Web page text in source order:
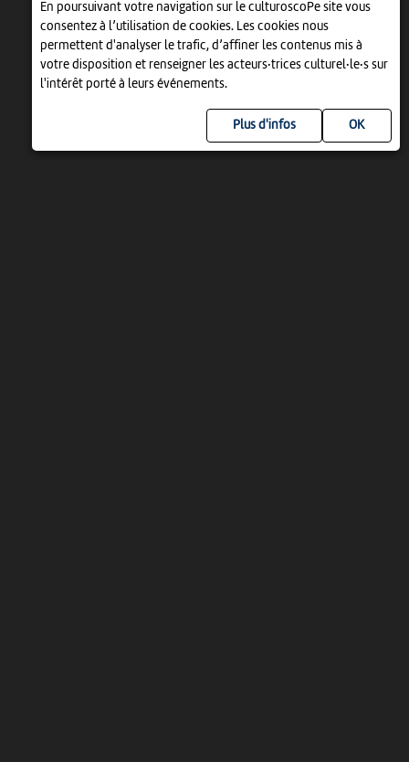
En poursuivant votre navigation sur le culturoscoPe site vous
consentez à l’utilisation de cookies. Les cookies nous
permettent d'analyser le trafic, d’affiner les contenus mis à
votre disposition et renseigner les acteurs·trices culturel·le·s sur
l'intérêt porté à leurs événements.
Plus d'infos